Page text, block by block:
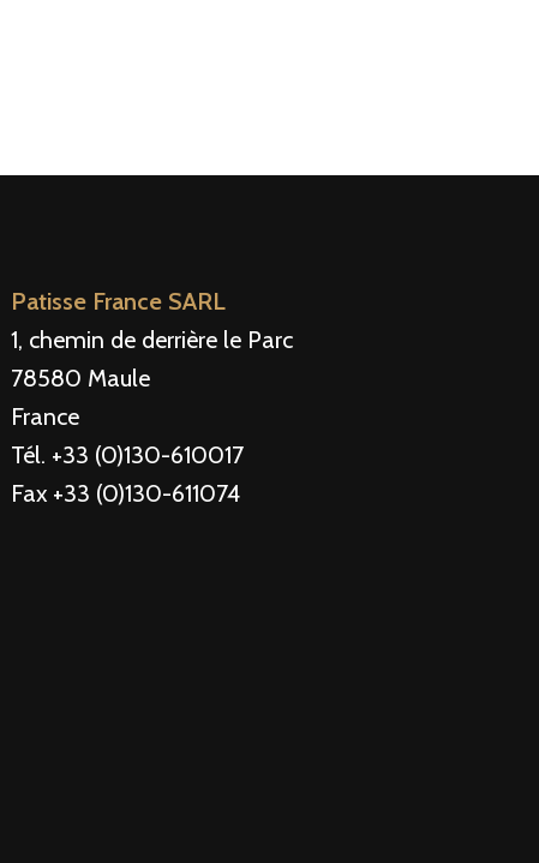
Patisse France SARL
1, chemin de derrière le Parc
78580 Maule
France
Tél. +33 (0)130-610017
Fax +33 (0)130-611074